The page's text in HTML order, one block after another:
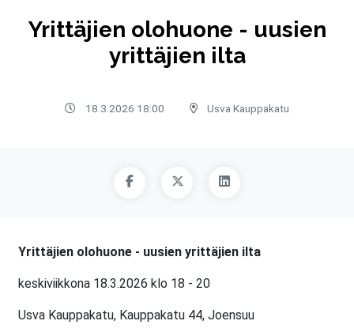
Yrittäjien olohuone - uusien
yrittäjien ilta
18.3.2026 18:00 Usva Kauppakatu
Yrittäjien olohuone - uusien yrittäjien ilta
keskiviikkona 18.3.2026 klo 18 - 20
Usva Kauppakatu, Kauppakatu 44, Joensuu